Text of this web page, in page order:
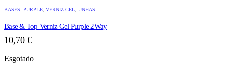
BASES PURPLE VERNIZ GEL UNHAS
Base & Top Verniz Gel Purple 2Way
10,70 €
Esgotado